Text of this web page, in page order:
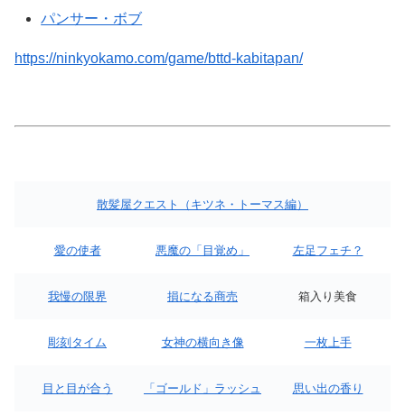
パンサー・ボブ
https://ninkyokamo.com/game/bttd-kabitapan/
散髪屋クエスト（キツネ・トーマス編）
愛の使者 悪魔の「目覚め」 左足フェチ？
我慢の限界 損になる商売 箱入り美食
彫刻タイム 女神の横向き像 一枚上手
目と目が合う 「ゴールド」ラッシュ 思い出の香り